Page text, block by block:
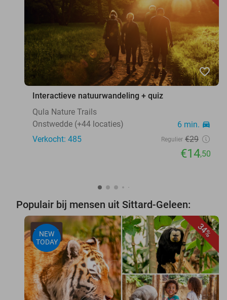
favorite_border
Interactieve natuurwandeling + quiz
Qula Nature Trails
Onstwedde (+44 locaties)
6 min. directions_car
Verkocht: 485 Regulier €29
€14,50
Populair bij mensen uit Sittard-Geleen:
34%
NEW
TODAY